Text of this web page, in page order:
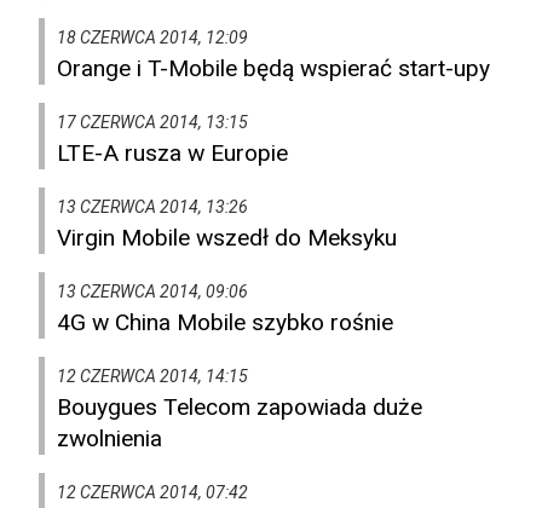
18 CZERWCA 2014, 12:09
Orange i T-Mobile będą wspierać start-upy
17 CZERWCA 2014, 13:15
LTE-A rusza w Europie
13 CZERWCA 2014, 13:26
Virgin Mobile wszedł do Meksyku
13 CZERWCA 2014, 09:06
4G w China Mobile szybko rośnie
12 CZERWCA 2014, 14:15
Bouygues Telecom zapowiada duże
zwolnienia
12 CZERWCA 2014, 07:42